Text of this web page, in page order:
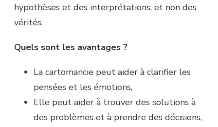
hypothèses et des interprétations, et non des
vérités.
Quels sont les avantages ?
La cartomancie peut aider à clarifier les
pensées et les émotions,
Elle peut aider à trouver des solutions à
des problèmes et à prendre des décisions,